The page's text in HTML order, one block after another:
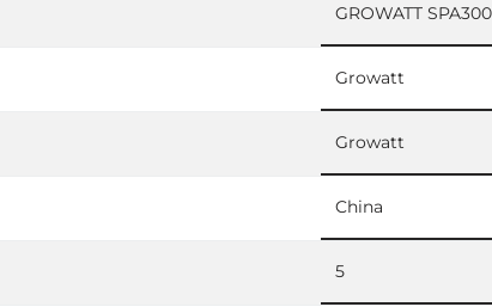
GROWATT
Growatt
Growatt
China
5